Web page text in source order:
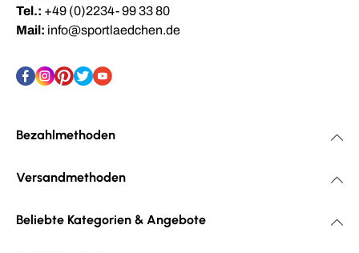
Tel.: +49 (0)2234- 99 33 80
Mail: info@sportlaedchen.de
Bezahlmethoden
Versandmethoden
Beliebte Kategorien & Angebote